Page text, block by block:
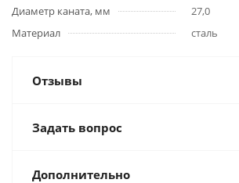
Диаметр каната, мм
27,0
Материал
сталь
Отзывы
Задать вопрос
Дополнительно